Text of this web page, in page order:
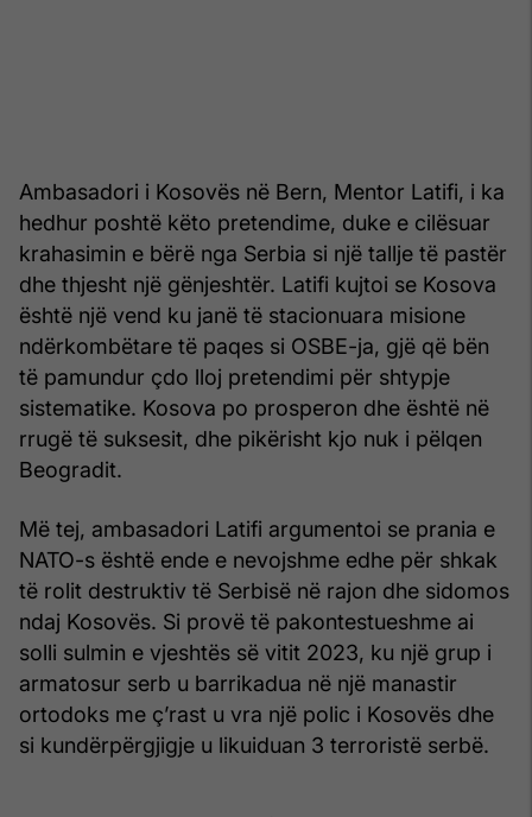
Ambasadori i Kosovës në Bern, Mentor Latifi, i ka
hedhur poshtë këto pretendime, duke e cilësuar
krahasimin e bërë nga Serbia si një tallje të pastër
dhe thjesht një gënjeshtër. Latifi kujtoi se Kosova
është një vend ku janë të stacionuara misione
ndërkombëtare të paqes si OSBE-ja, gjë që bën
të pamundur çdo lloj pretendimi për shtypje
sistematike. Kosova po prosperon dhe është në
rrugë të suksesit, dhe pikërisht kjo nuk i pëlqen
Beogradit.
Më tej, ambasadori Latifi argumentoi se prania e
NATO-s është ende e nevojshme edhe për shkak
të rolit destruktiv të Serbisë në rajon dhe sidomos
ndaj Kosovës. Si provë të pakontestueshme ai
solli sulmin e vjeshtës së vitit 2023, ku një grup i
armatosur serb u barrikadua në një manastir
ortodoks me ç’rast u vra një polic i Kosovës dhe
si kundërpërgjigje u likuiduan 3 terroristë serbë.